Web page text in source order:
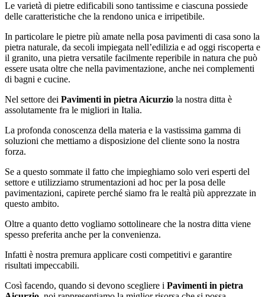
Le varietà di pietre edificabili sono tantissime e ciascuna possiede
delle caratteristiche che la rendono unica e irripetibile.
In particolare le pietre più amate nella posa pavimenti di casa sono la
pietra naturale, da secoli impiegata nell’edilizia e ad oggi riscoperta e
il granito, una pietra versatile facilmente reperibile in natura che può
essere usata oltre che nella pavimentazione, anche nei complementi
di bagni e cucine.
Nel settore dei Pavimenti in pietra Aicurzio la nostra ditta è
assolutamente fra le migliori in Italia.
La profonda conoscenza della materia e la vastissima gamma di
soluzioni che mettiamo a disposizione del cliente sono la nostra
forza.
Se a questo sommate il fatto che impieghiamo solo veri esperti del
settore e utilizziamo strumentazioni ad hoc per la posa delle
pavimentazioni, capirete perché siamo fra le realtà più apprezzate in
questo ambito.
Oltre a quanto detto vogliamo sottolineare che la nostra ditta viene
spesso preferita anche per la convenienza.
Infatti è nostra premura applicare costi competitivi e garantire
risultati impeccabili.
Così facendo, quando si devono scegliere i Pavimenti in pietra